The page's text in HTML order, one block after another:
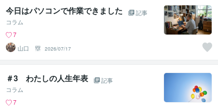
今日はパソコンで作業できました
記事
コラム
7
山口 塁
2026/07/17
＃3 わたしの人生年表
記事
コラム
7